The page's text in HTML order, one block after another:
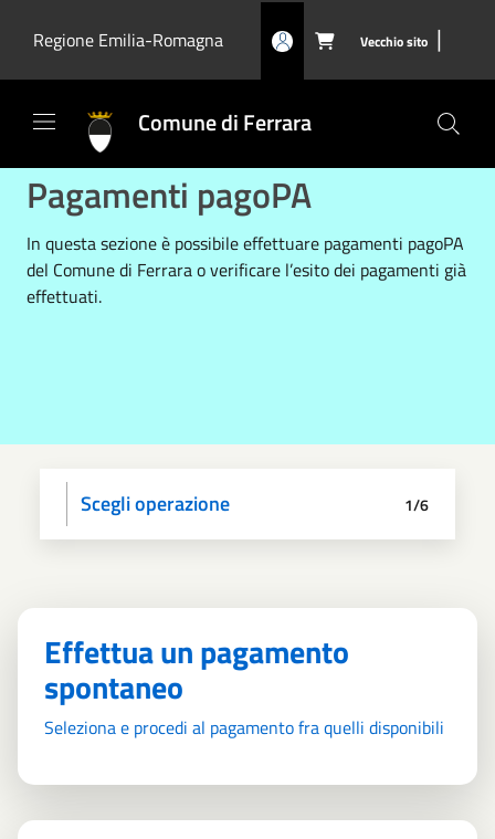
Regione Emilia-Romagna
 Vecchio sito |
Comune di Ferrara
Pagamenti pagoPA
In questa sezione è possibile effettuare pagamenti pagoPA
del Comune di Ferrara o verificare l’esito dei pagamenti già
effettuati.
Scegli operazione
Informativa privacy
Scegli il pagamento
Dati anagrafici
Paga
Riepilogo 1/6
Effettua un pagamento
spontaneo
Seleziona e procedi al pagamento fra quelli disponibili